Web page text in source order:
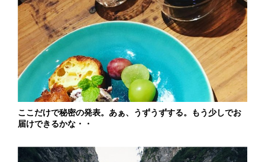
ここだけで秘密の発表。あぁ、うずうずする。もう少しでお
届けできるかな・・